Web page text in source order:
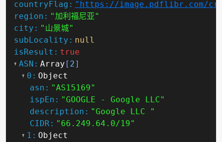
countryFlag: "https://image.pdflibr.com/
region: "加利福尼亚"
city: "山景城"
subLocality: null
isResult: true
ASN: Array [ 2]
0: Object
asn: "AS15169"
ispEn: "GOOGLE - Google LLC"
description: "Google LLC "
CIDR: "66.249.64.0/19"
1: Object